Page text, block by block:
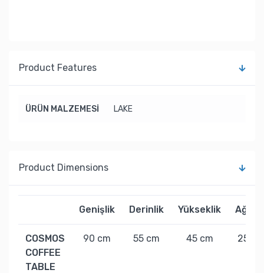
Product Features
ÜRÜN MALZEMESİ LAKE
Product Dimensions
Genişlik Derinlik Yükseklik Ağırlık
COSMOS
COFFEE
TABLE
90 cm 55 cm 45 cm 25 kg